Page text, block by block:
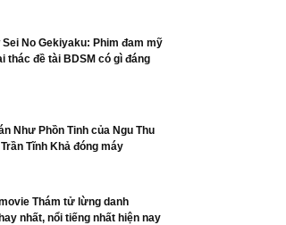
Sei No Gekiyaku: Phim đam mỹ
thác đề tài BDSM có gì đáng
Như Phồn Tinh của Ngu Thu
Tĩnh Khả đóng máy
Thám tử lừng danh
nhất, nổi tiếng nhất hiện nay